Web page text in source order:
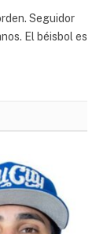
Seguidor
El béisbol es